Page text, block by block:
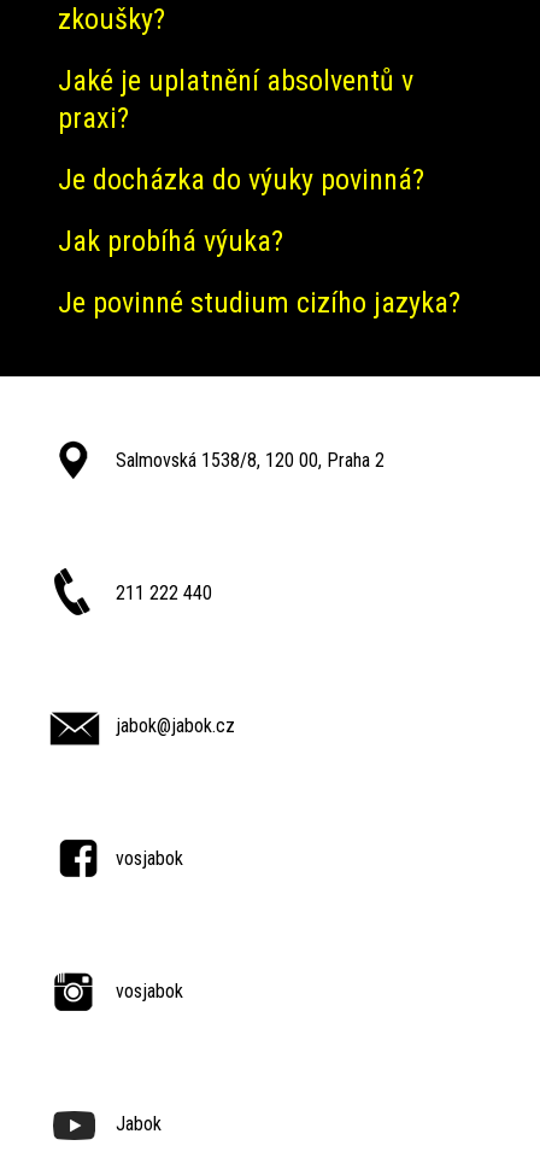
zkoušky?
Jaké je uplatnění absolventů v
praxi?
Je docházka do výuky povinná?
Jak probíhá výuka?
Je povinné studium cizího jazyka?
Salmovská 1538/8, 120 00, Praha 2
211 222 440
jabok@jabok.cz
vosjabok
vosjabok
Jabok